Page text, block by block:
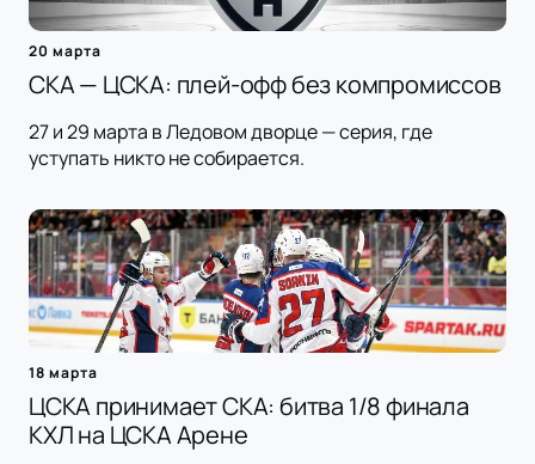
20 марта
СКА — ЦСКА: плей-офф без компромиссов
27 и 29 марта в Ледовом дворце — серия, где
уступать никто не собирается.
18 марта
ЦСКА принимает СКА: битва 1/8 финала
КХЛ на ЦСКА Арене